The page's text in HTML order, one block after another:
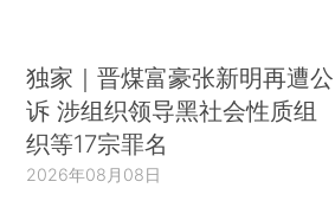
独家｜晋煤富豪张新明再遭公
诉 涉组织领导黑社会性质组
织等17宗罪名
2026年08月08日